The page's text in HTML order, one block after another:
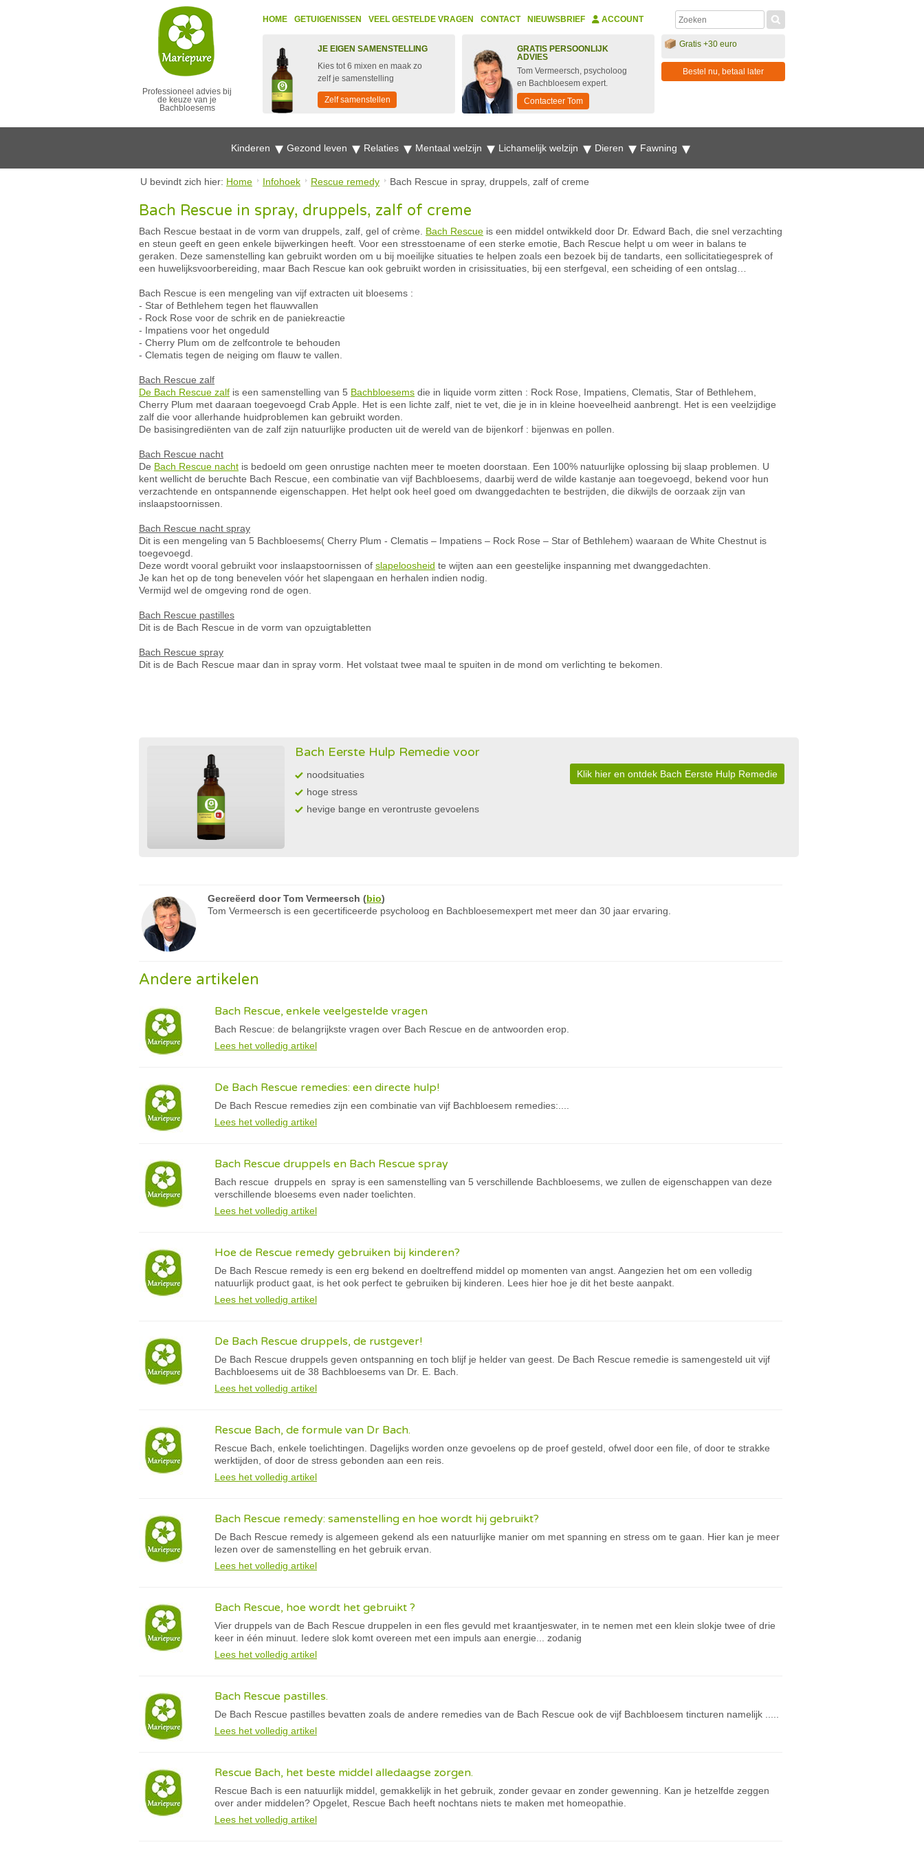
Professioneel advies bij
de keuze van je
Bachbloesems
HOME GETUIGENISSEN VEEL GESTELDE VRAGEN CONTACT NIEUWSBRIEF ACCOUNT
JE EIGEN SAMENSTELLING
Kies tot 6 mixen en maak zo
zelf je samenstelling
Zelf samenstellen
GRATIS PERSOONLIJK
ADVIES
Tom Vermeersch, psycholoog
en Bachbloesem expert.
Contacteer Tom
Gratis +30 euro
Bestel nu, betaal later
Kinderen Gezond leven Relaties Mentaal welzijn Lichamelijk welzijn Dieren Fawning
U bevindt zich hier: Home Infohoek Rescue remedy Bach Rescue in spray, druppels, zalf of creme
Bach Rescue in spray, druppels, zalf of creme
Bach Rescue bestaat in de vorm van druppels, zalf, gel of crème. Bach Rescue is een middel ontwikkeld door Dr. Edward Bach, die snel verzachting
en steun geeft en geen enkele bijwerkingen heeft. Voor een stresstoename of een sterke emotie, Bach Rescue helpt u om weer in balans te
geraken. Deze samenstelling kan gebruikt worden om u bij moeilijke situaties te helpen zoals een bezoek bij de tandarts, een sollicitatiegesprek of
een huwelijksvoorbereiding, maar Bach Rescue kan ook gebruikt worden in crisissituaties, bij een sterfgeval, een scheiding of een ontslag…
Bach Rescue is een mengeling van vijf extracten uit bloesems :
- Star of Bethlehem tegen het flauwvallen
- Rock Rose voor de schrik en de paniekreactie
- Impatiens voor het ongeduld
- Cherry Plum om de zelfcontrole te behouden
- Clematis tegen de neiging om flauw te vallen.
Bach Rescue zalf
De Bach Rescue zalf is een samenstelling van 5 Bachbloesems die in liquide vorm zitten : Rock Rose, Impatiens, Clematis, Star of Bethlehem,
Cherry Plum met daaraan toegevoegd Crab Apple. Het is een lichte zalf, niet te vet, die je in in kleine hoeveelheid aanbrengt. Het is een veelzijdige
zalf die voor allerhande huidproblemen kan gebruikt worden.
De basisingrediënten van de zalf zijn natuurlijke producten uit de wereld van de bijenkorf : bijenwas en pollen.
Bach Rescue nacht
De Bach Rescue nacht is bedoeld om geen onrustige nachten meer te moeten doorstaan. Een 100% natuurlijke oplossing bij slaap problemen. U
kent wellicht de beruchte Bach Rescue, een combinatie van vijf Bachbloesems, daarbij werd de wilde kastanje aan toegevoegd, bekend voor hun
verzachtende en ontspannende eigenschappen. Het helpt ook heel goed om dwanggedachten te bestrijden, die dikwijls de oorzaak zijn van
inslaapstoornissen.
Bach Rescue nacht spray
Dit is een mengeling van 5 Bachbloesems( Cherry Plum - Clematis – Impatiens – Rock Rose – Star of Bethlehem) waaraan de White Chestnut is
toegevoegd.
Deze wordt vooral gebruikt voor inslaapstoornissen of slapeloosheid te wijten aan een geestelijke inspanning met dwanggedachten.
Je kan het op de tong benevelen vóór het slapengaan en herhalen indien nodig.
Vermijd wel de omgeving rond de ogen.
Bach Rescue pastilles
Dit is de Bach Rescue in de vorm van opzuigtabletten
Bach Rescue spray
Dit is de Bach Rescue maar dan in spray vorm. Het volstaat twee maal te spuiten in de mond om verlichting te bekomen.
Bach Eerste Hulp Remedie voor
noodsituaties
hoge stress
hevige bange en verontruste gevoelens
Klik hier en ontdek Bach Eerste Hulp Remedie
Gecreëerd doorTom Vermeersch (bio)
Tom Vermeersch is een gecertificeerde psycholoog en Bachbloesemexpert met meer dan 30 jaar ervaring.
Andere artikelen
Bach Rescue, enkele veelgestelde vragen
Bach Rescue: de belangrijkste vragen over Bach Rescue en de antwoorden erop.
Lees het volledig artikel
De Bach Rescue remedies: een directe hulp!
De Bach Rescue remedies zijn een combinatie van vijf Bachbloesem remedies:....
Lees het volledig artikel
Bach Rescue druppels en Bach Rescue spray
Bach rescue druppels en spray is een samenstelling van 5 verschillende Bachbloesems, we zullen de eigenschappen van deze
verschillende bloesems even nader toelichten.
Lees het volledig artikel
Hoe de Rescue remedy gebruiken bij kinderen?
De Bach Rescue remedy is een erg bekend en doeltreffend middel op momenten van angst. Aangezien het om een volledig
natuurlijk product gaat, is het ook perfect te gebruiken bij kinderen. Lees hier hoe je dit het beste aanpakt.
Lees het volledig artikel
De Bach Rescue druppels, de rustgever!
De Bach Rescue druppels geven ontspanning en toch blijf je helder van geest. De Bach Rescue remedie is samengesteld uit vijf
Bachbloesems uit de 38 Bachbloesems van Dr. E. Bach.
Lees het volledig artikel
Rescue Bach, de formule van Dr Bach.
Rescue Bach, enkele toelichtingen. Dagelijks worden onze gevoelens op de proef gesteld, ofwel door een file, of door te strakke
werktijden, of door de stress gebonden aan een reis.
Lees het volledig artikel
Bach Rescue remedy: samenstelling en hoe wordt hij gebruikt?
De Bach Rescue remedy is algemeen gekend als een natuurlijke manier om met spanning en stress om te gaan. Hier kan je meer
lezen over de samenstelling en het gebruik ervan.
Lees het volledig artikel
Bach Rescue, hoe wordt het gebruikt ?
Vier druppels van de Bach Rescue druppelen in een fles gevuld met kraantjeswater, in te nemen met een klein slokje twee of drie
keer in één minuut. Iedere slok komt overeen met een impuls aan energie... zodanig
Lees het volledig artikel
Bach Rescue pastilles.
De Bach Rescue pastilles bevatten zoals de andere remedies van de Bach Rescue ook de vijf Bachbloesem tincturen namelijk .....
Lees het volledig artikel
Rescue Bach, het beste middel alledaagse zorgen.
Rescue Bach is een natuurlijk middel, gemakkelijk in het gebruik, zonder gevaar en zonder gewenning. Kan je hetzelfde zeggen
over ander middelen? Opgelet, Rescue Bach heeft nochtans niets te maken met homeopathie.
Lees het volledig artikel